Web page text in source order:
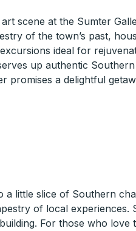
scene at the Sumter
of the town’s past,
ideal for
up authentic
promises a delightful
a little slice of Southern
of local
For those who